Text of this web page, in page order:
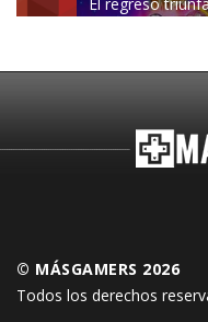
© MÁSGAMERS 2026
Todos los derechos